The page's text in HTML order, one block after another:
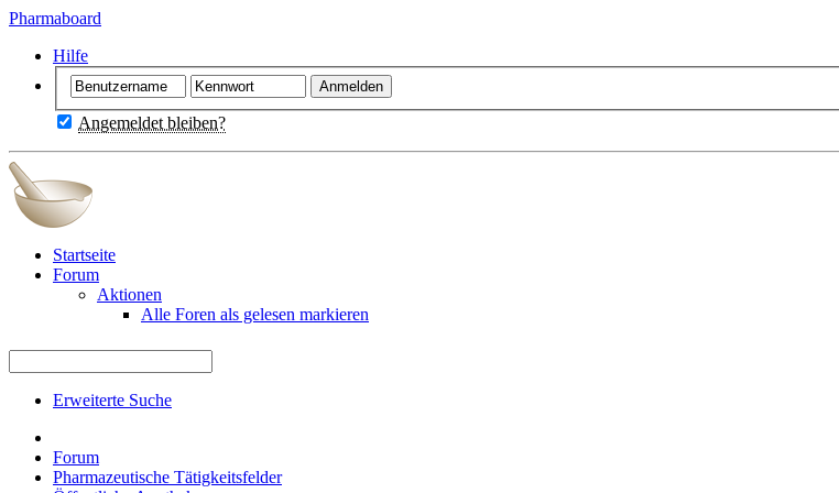
Pharmaboard
Hilfe
Angemeldet bleiben?
Startseite
Forum
Aktionen
Alle Foren als gelesen markieren
Erweiterte Suche
Forum
Pharmazeutische Tätigkeitsfelder